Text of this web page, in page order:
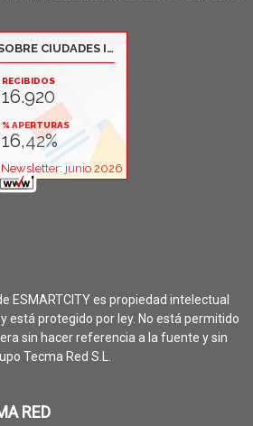
ESMARTCITY es propiedad intelectual
está protegido por ley. No está permitido
sin hacer referencia a la fuente y sin
Tecma Red S.L.
RED